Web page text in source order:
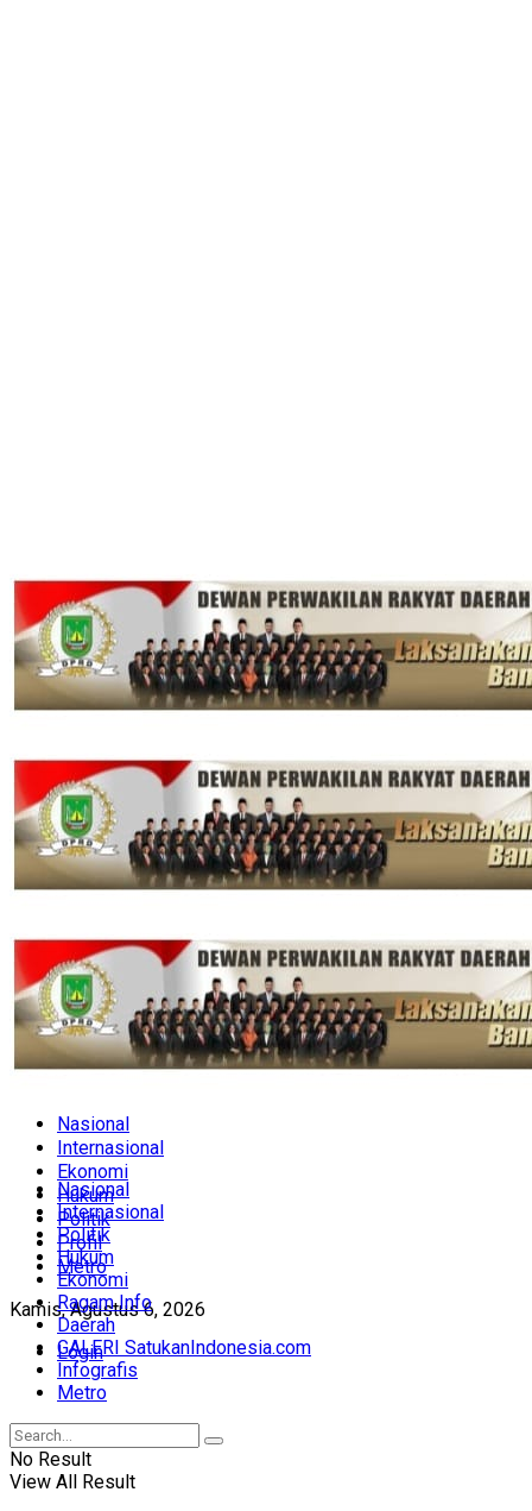
Nasional
Internasional
Ekonomi
Hukum
Politik
Profil
Metro
Kamis, Agustus 6, 2026
Login
Nasional
Internasional
Politik
Hukum
Ekonomi
Ragam Info
Daerah
GALERI SatukanIndonesia.com
Infografis
Metro
No Result
View All Result